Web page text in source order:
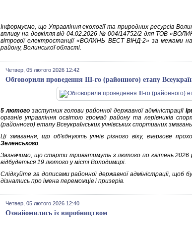
Інформуємо, що Управління екології та природних ресурсів
впливу на довкілля від 04.02.2026 № 004/14752/2 для ТОВ
вітрової електростанції «ВОЛИНЬ ВЕСТ ВІНД-2» за межами
району, Волинської області.
Четвер, 05 лютого 2026 12:42
Обговорили проведення ІІІ-го (районного) етапу
5 лютогозаступник голови районної державної адміністрації
органів управління освітою громад району та керівників
(районного) етапу Всеукраїнських учнівських спортивних
Ці змагання, що об'єднують учнів різного віку, вчергове
Зеленського.
Зазначимо, що старти триватимуть з лютого по квітень 2026
відбудеться 19 лютого у місті Володимирі.
Слідкуйте за дописами районної державної адміністрації,
дізнатись про імена переможців і призерів.
Четвер, 05 лютого 2026 12:40
Ознайомились із виробництвом